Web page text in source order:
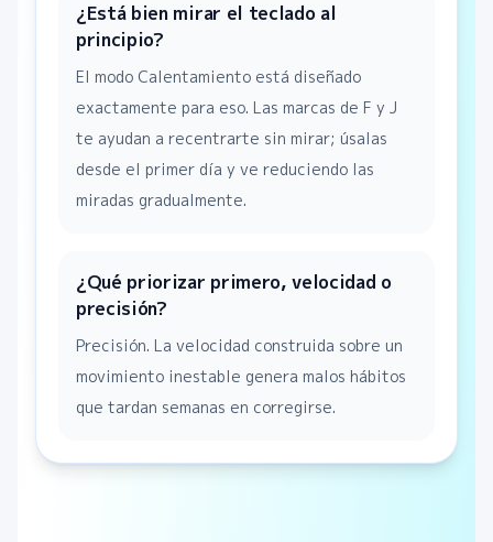
¿Está bien mirar el teclado al
principio?
El modo Calentamiento está diseñado
exactamente para eso. Las marcas de F y J
te ayudan a recentrarte sin mirar; úsalas
desde el primer día y ve reduciendo las
miradas gradualmente.
¿Qué priorizar primero, velocidad o
precisión?
Precisión. La velocidad construida sobre un
movimiento inestable genera malos hábitos
que tardan semanas en corregirse.